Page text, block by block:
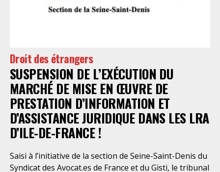
Droit des étrangers
SUSPENSION DE L’EXÉCUTION DU
MARCHÉ DE MISE EN ŒUVRE DE
PRESTATION D’INFORMATION ET
D’ASSISTANCE JURIDIQUE DANS LES LRA
D’ILE-DE-FRANCE !
Saisi à l’initiative de la section de Seine-Saint-Denis du
Syndicat des Avocat.es de France et du Gisti, le tribunal